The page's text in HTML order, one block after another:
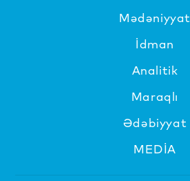
Mədəniyyat
İdman
Analitik
Maraqlı
Ədəbiyyat
MEDİA